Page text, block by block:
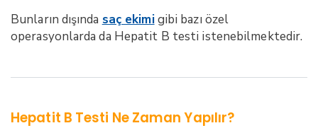
Bunların dışında saç ekimigibi bazı özel
operasyonlarda da Hepatit B testi istenebilmektedir.
Hepatit B Testi Ne Zaman Yapılır?